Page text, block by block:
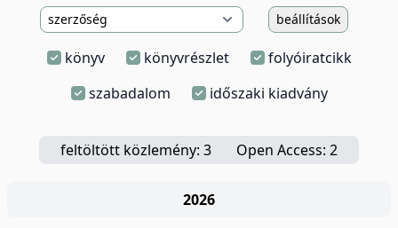
beállítások
könyv könyvrészlet
folyóiratcikk
szabadalom
időszaki kiadvány
feltöltött közlemény: 3 Open Access: 2
2026